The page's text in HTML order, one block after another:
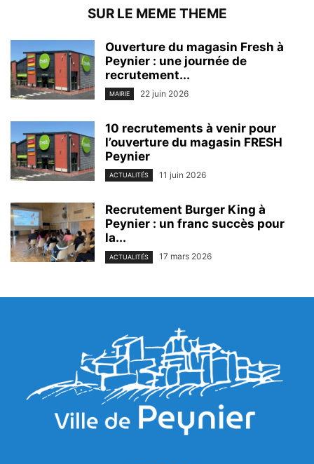
SUR LE MEME THEME
Ouverture du magasin Fresh à
Peynier : une journée de
recrutement...
MAIRIE 22 juin 2026
10 recrutements à venir pour
l’ouverture du magasin FRESH
Peynier
ACTUALITÉS 11 juin 2026
Recrutement Burger King à
Peynier : un franc succès pour
la...
ACTUALITÉS 17 mars 2026